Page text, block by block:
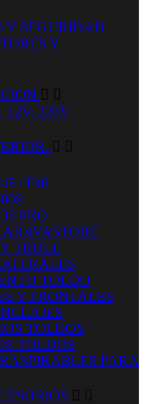
Y SEGURIDAD
Y
 
12V, 220V
 
/ F40
PRO
TRULE
TOLDO
Y FRONTALES
TOLDOS
TOLDOS
PARA
 